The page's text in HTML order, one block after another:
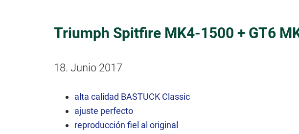
e
Triumph Spitfire MK4-1500 + GT6
18. Junio 2017
alta calidad BASTUCK Classic
ajuste perfecto
reproducción fiel al original